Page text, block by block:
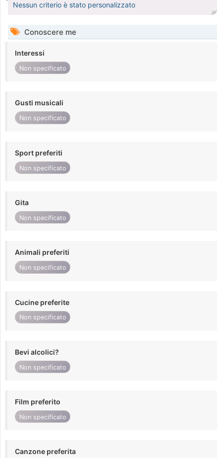
Nessun criterio è stato personalizzato
Conoscere me
Interessi
Non specificato
Gusti musicali
Non specificato
Sport preferiti
Non specificato
Gita
Non specificato
Animali preferiti
Non specificato
Cucine preferite
Non specificato
Bevi alcolici?
Non specificato
Film preferito
Non specificato
Canzone preferita